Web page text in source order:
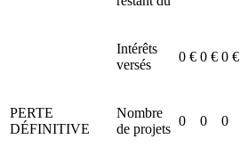
Intérêts
versés
0 € 0 € 0 €
PERTE
DÉFINITIVE
Nombre
de projets
0 0 0